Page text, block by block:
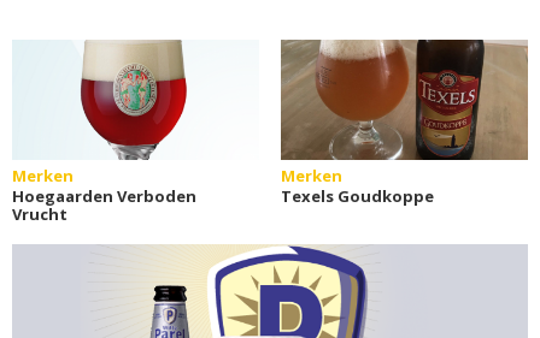
Merken
Hoegaarden Verboden
Vrucht
Merken
Texels Goudkoppe